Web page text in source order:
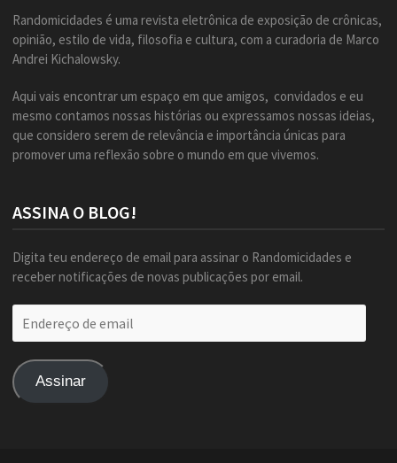
Randomicidades é uma revista eletrônica de exposição de crônicas,
opinião, estilo de vida, filosofia e cultura, com a curadoria de Marco
Andrei Kichalowsky.
Aqui vais encontrar um espaço em que amigos, convidados e eu
mesmo contamos nossas histórias ou expressamos nossas ideias,
que considero serem de relevância e importância únicas para
promover uma reflexão sobre o mundo em que vivemos.
ASSINA O BLOG!
Digita teu endereço de email para assinar o Randomicidades e
receber notificações de novas publicações por email.
de
Assinar